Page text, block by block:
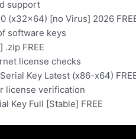
support
(x32x64) [no Virus] 2026
software keys
FREE
license checks
Key Latest (x86-x64)
license verification
Key Full [Stable] FREE